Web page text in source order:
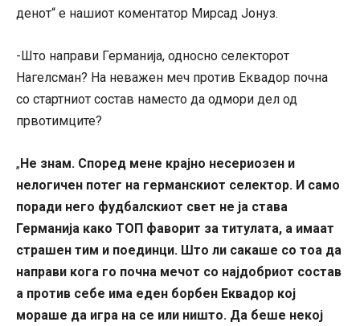
денот“ е нашиот коментатор Мирсад Јонуз.
-Што направи Германија, односно селекторот
Нагелсман? На неважен меч против Еквадор почна
со стартниот состав наместо да одмори дел од
првотимците?
„Не знам. Според мене крајно несериозен и
нелогичен потег на германскиот селектор. И само
поради него фудбалскиот свет не ја става
Германија како ТОП фаворит за титулата, а имаат
страшен тим и поединци. Што ли сакаше со тоа да
направи кога го почна мечот со најдобриот состав
а против себе има еден борбен Еквадор кој
мораше да игра на се или ништо. Да беше некој